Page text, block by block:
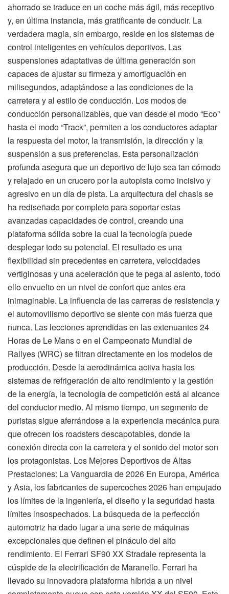
ahorrado se traduce en un coche más ágil, más receptivo
y, en última instancia, más gratificante de conducir. La
verdadera magia, sin embargo, reside en los sistemas de
control inteligentes en vehículos deportivos. Las
suspensiones adaptativas de última generación son
capaces de ajustar su firmeza y amortiguación en
milisegundos, adaptándose a las condiciones de la
carretera y al estilo de conducción. Los modos de
conducción personalizables, que van desde el modo “Eco”
hasta el modo “Track”, permiten a los conductores adaptar
la respuesta del motor, la transmisión, la dirección y la
suspensión a sus preferencias. Esta personalización
profunda asegura que un deportivo de lujo sea tan cómodo
y relajado en un crucero por la autopista como incisivo y
agresivo en un día de pista. La arquitectura del chasis se
ha rediseñado por completo para soportar estas
avanzadas capacidades de control, creando una
plataforma sólida sobre la cual la tecnología puede
desplegar todo su potencial. El resultado es una
flexibilidad sin precedentes en carretera, velocidades
vertiginosas y una aceleración que te pega al asiento, todo
ello envuelto en un nivel de confort que antes era
inimaginable. La influencia de las carreras de resistencia y
el automovilismo deportivo se siente con más fuerza que
nunca. Las lecciones aprendidas en las extenuantes 24
Horas de Le Mans o en el Campeonato Mundial de
Rallyes (WRC) se filtran directamente en los modelos de
producción. Desde la aerodinámica activa hasta los
sistemas de refrigeración de alto rendimiento y la gestión
de la energía, la tecnología de competición está al alcance
del conductor medio. Al mismo tiempo, un segmento de
puristas sigue aferrándose a la experiencia mecánica pura
que ofrecen los roadsters descapotables, donde la
conexión directa con la carretera y el sonido del motor son
los protagonistas. Los Mejores Deportivos de Altas
Prestaciones: La Vanguardia de 2026 En Europa, América
y Asia, los fabricantes de supercoches 2026 han empujado
los límites de la ingeniería, el diseño y la seguridad hasta
límites insospechados. La búsqueda de la perfección
automotriz ha dado lugar a una serie de máquinas
excepcionales que definen el pináculo del alto
rendimiento. El Ferrari SF90 XX Stradale representa la
cúspide de la electrificación de Maranello. Ferrari ha
llevado su innovadora plataforma híbrida a un nivel